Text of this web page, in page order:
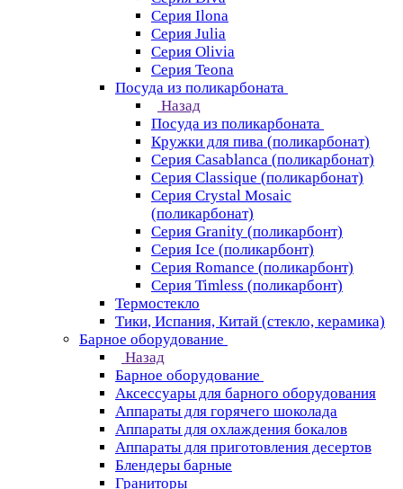
Серия Ilona
Серия Julia
Серия Olivia
Серия Teona
Посуда из поликарбоната
Назад
Посуда из поликарбоната
Кружки для пива (поликарбонат)
Серия Casablanсa (поликарбонат)
Серия Classique (поликарбонат)
Серия Crystal Mosaic
(поликарбонат)
Серия Granity (поликарбонт)
Серия Ice (поликарбонт)
Серия Romance (поликарбонт)
Серия Timless (поликарбонт)
Термостекло
Тики, Испания, Китай (стекло, керамика)
Барное оборудование
Назад
Барное оборудование
Аксессуары для барного оборудования
Аппараты для горячего шоколада
Аппараты для охлаждения бокалов
Аппараты для приготовления десертов
Блендеры барные
Граниторы